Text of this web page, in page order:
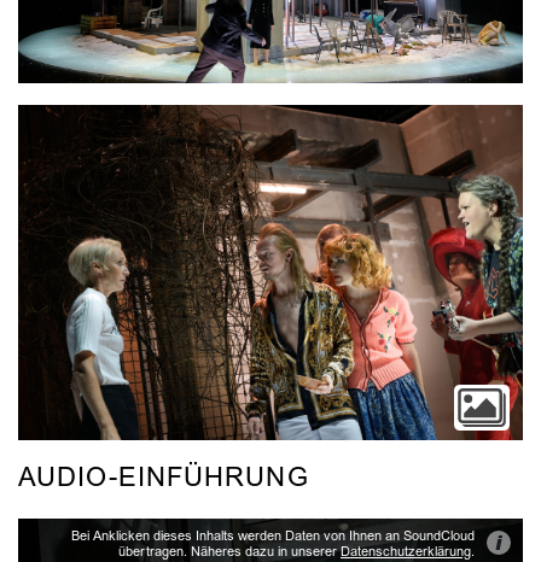
Video
AUDIO-EINFÜHRUNG
Bei Anklicken dieses Inhalts werden Daten von Ihnen an SoundCloud
übertragen. Näheres dazu in unsererDatenschutzerklärung. i